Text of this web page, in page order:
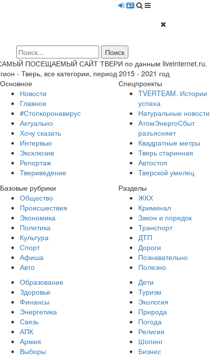
ПОСЕЩАЕМЫЙ САЙТ ТВЕРИ по данным liveinternet.ru.
- Тверь, все категории, период 2015 - 2021 год
Основное
Новости
Главное
#Стопкоронавирус
Актуально
Хочу сказать
Интервью
Эксклюзив
Репортаж
Твериведение
Спецпроекты
TVERTEAM. Истории
успеха
Натуральные новости
АтомЭнергоСбыт
разъясняет
Квадратные метры
Тверь старинная
Автостоп
Тверской умелец
Базовые рубрики
Общество
Происшествия
Экономика
Политика
Культура
Спорт
Афиша
Авто
Разделы
ЖКХ
Криминал
Закон и порядок
Транспорт
ДТП
Дороги
Познавательно
Полезно
Образование
Здоровье
Финансы
Энергетика
Связь
АПК
Армия
Выборы
Дети
Туризм
Экология
Природа
Погода
Религия
Шопинг
Бизнес